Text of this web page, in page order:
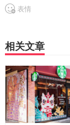
表情
相关文章